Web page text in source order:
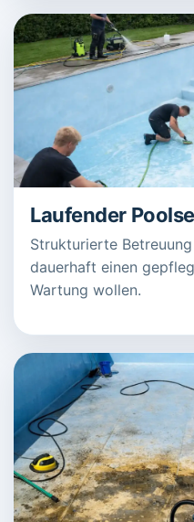
Laufender
Strukturierte
dauerhaft einen
Wartung wollen.